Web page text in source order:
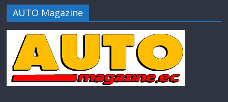
AUTO Magazine